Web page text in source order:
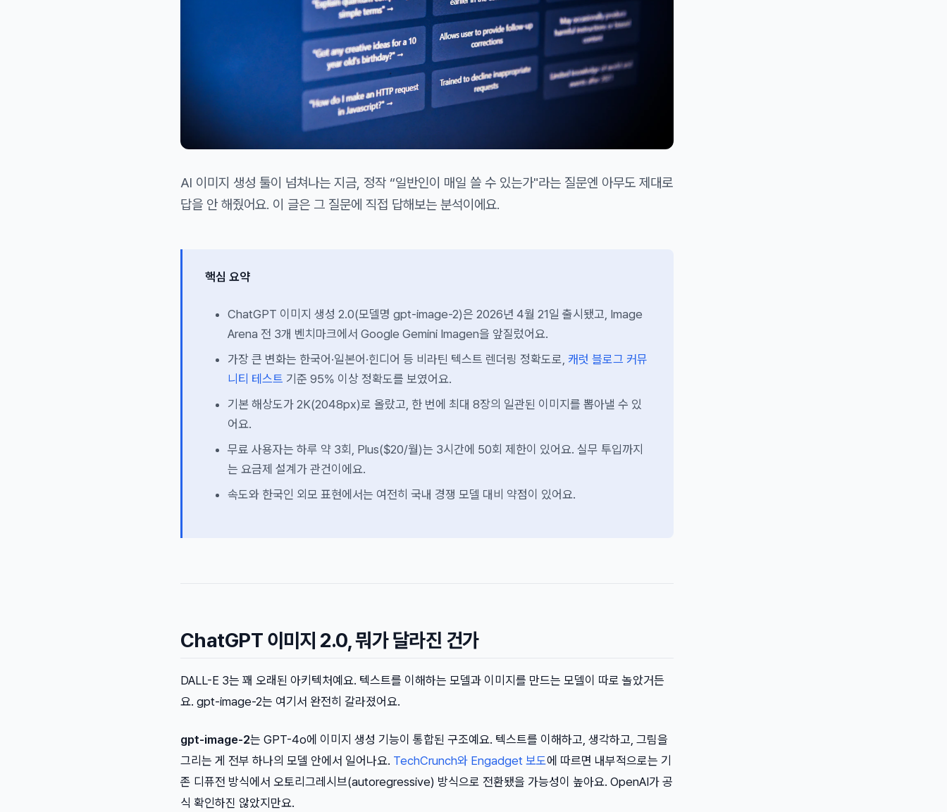
AI 이미지 생성 툴이 넘쳐나는 지금, 정작 “일반인이 매일 쓸 수 있는가"라는 질문엔 아무도 제대로
답을 안 해줬어요. 이 글은 그 질문에 직접 답해보는 분석이에요.
핵심 요약
ChatGPT 이미지 생성 2.0(모델명 gpt-image-2)은 2026년 4월 21일 출시됐고, Image
Arena 전 3개 벤치마크에서 Google Gemini Imagen을 앞질렀어요.
가장 큰 변화는 한국어·일본어·힌디어 등 비라틴 텍스트 렌더링 정확도로, 캐럿 블로그 커뮤
니티 테스트 기준 95% 이상 정확도를 보였어요.
기본 해상도가 2K(2048px)로 올랐고, 한 번에 최대 8장의 일관된 이미지를 뽑아낼 수 있
어요.
무료 사용자는 하루 약 3회, Plus($20/월)는 3시간에 50회 제한이 있어요. 실무 투입까지
는 요금제 설계가 관건이에요.
속도와 한국인 외모 표현에서는 여전히 국내 경쟁 모델 대비 약점이 있어요.
ChatGPT 이미지 2.0, 뭐가 달라진 건가
DALL-E 3는 꽤 오래된 아키텍처예요. 텍스트를 이해하는 모델과 이미지를 만드는 모델이 따로 놀았거든
요. gpt-image-2는 여기서 완전히 갈라졌어요.
gpt-image-2는 GPT-4o에 이미지 생성 기능이 통합된 구조예요. 텍스트를 이해하고, 생각하고, 그림을
그리는 게 전부 하나의 모델 안에서 일어나요. TechCrunch와 Engadget 보도에 따르면 내부적으로는 기
존 디퓨전 방식에서 오토리그레시브(autoregressive) 방식으로 전환됐을 가능성이 높아요. OpenAI가 공
식 확인하진 않았지만요.